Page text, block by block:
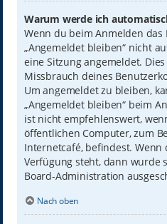
Warum werde ich
Wenn du beim Anmelden das
„Angemeldet bleiben“ nicht
eine Sitzung angemeldet.
Missbrauch deines
Um angemeldet zu bleiben,
„Angemeldet bleiben“ beim
ist nicht empfehlenswert,
öffentlichen Computer, zum
Internetcafé, befindest.
Verfügung steht, dann wurde
Board-Administration
Nach oben